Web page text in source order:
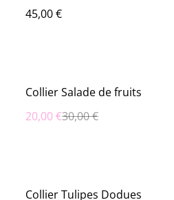
45,00 €
%
Collier Salade de fruits
20,00 €30,00 €
Collier Tulipes Dodues